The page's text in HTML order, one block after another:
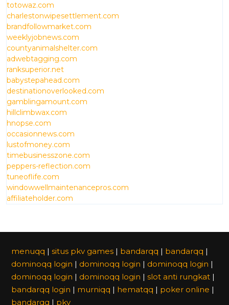
totowaz.com
charlestonwipesettlement.com
brandfollowmarket.com
weeklyjobnews.com
countyanimalshelter.com
adwebtagging.com
ranksuperior.net
babystepahead.com
destinationoverlooked.com
gamblingamount.com
hillclimbwax.com
hnopse.com
occasionnews.com
lustofmoney.com
timebusinesszone.com
peppers-reflection.com
tuneoflife.com
windowwellmaintenancepros.com
affiliateholder.com
menuqq | situs pkv games | bandarqq | bandarqq |
dominoqq login | dominoqq login | dominoqq login |
dominoqq login | dominoqq login | slot anti rungkat |
bandarqq login | murniqq | hematqq | poker online |
bandarqq | pkv